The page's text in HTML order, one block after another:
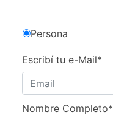
Persona
Escribí tu e-Mail*
Nombre Completo*